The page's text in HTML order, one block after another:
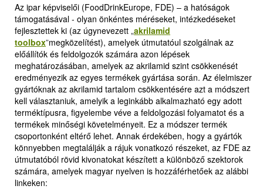
Az ipar képviselői (FoodDrinkEurope, FDE) – a hatóságok
támogatásával - olyan önkéntes méréseket, intézkedéseket
fejlesztettek ki (az úgynevezett „akrilamid
toolbox”megközelítést), amelyek útmutatóul szolgálnak az
előállítók és feldolgozók számára azon lépések
meghatározásában, amelyek az akrilamid szint csökkenését
eredményezik az egyes termékek gyártása során. Az élelmiszer
gyártóknak az akrilamid tartalom csökkentésére azt a módszert
kell választaniuk, amelyik a leginkább alkalmazható egy adott
terméktípusra, figyelembe véve a feldolgozási folyamatot és a
termékek minőségi követelményeit. Ez a módszer termék
csoportonként eltérő lehet. Annak érdekében, hogy a gyártók
könnyebben megtalálják a rájuk vonatkozó részeket, az FDE az
útmutatóból rövid kivonatokat készített a különböző szektorok
számára, amelyek magyar nyelven is hozzáférhetőek az alábbi
linkeken: